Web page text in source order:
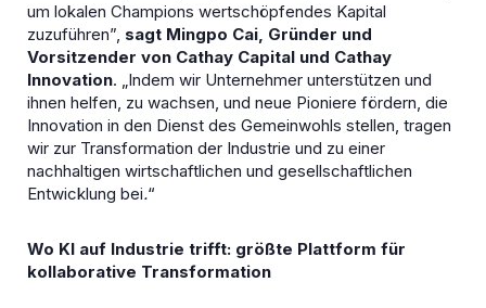
um lokalen Champions wertschöpfendes Kapital
zuzuführen”, sagt Mingpo Cai, Gründer und
Vorsitzender von Cathay Capital und Cathay
Innovation. „Indem wir Unternehmer unterstützen und
ihnen helfen, zu wachsen, und neue Pioniere fördern, die
Innovation in den Dienst des Gemeinwohls stellen, tragen
wir zur Transformation der Industrie und zu einer
nachhaltigen wirtschaftlichen und gesellschaftlichen
Entwicklung bei.“
Wo KI auf Industrie trifft: größte Plattform für
kollaborative Transformation